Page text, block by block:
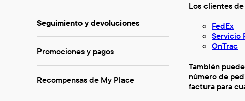
Seguimiento y devoluciones
Promociones y pagos
Recompensas de My Place
Los clientes
FedEx
Servicio
OnTrac
También
número de
factura para